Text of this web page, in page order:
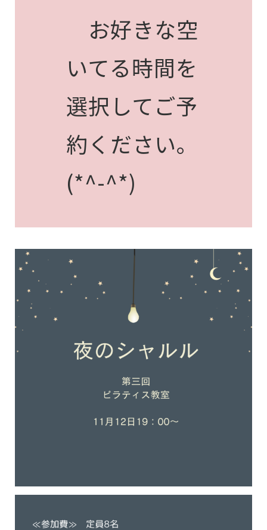
お好きな空
いてる時間を
選択してご予
約ください。
(*^-^*)